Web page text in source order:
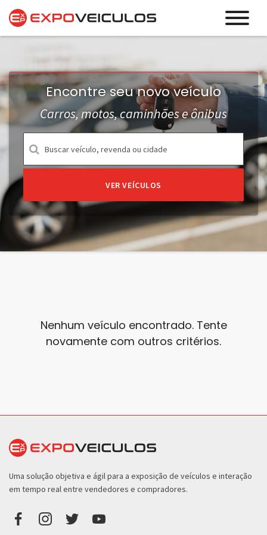
Encontre seu novo veículo
Carros, motos, caminhões e ônibus
VER VEÍCULOS
Nenhum veículo encontrado. Tente
novamente com outros critérios.
Uma solução objetiva e ágil para a exposição de veículos e interação
em tempo real entre vendedores e compradores.